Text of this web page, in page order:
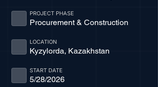
Procurement & Construction
PROJECT PHASE
Kyzylorda, Kazakhstan
LOCATION
5/28/2026
START DATE